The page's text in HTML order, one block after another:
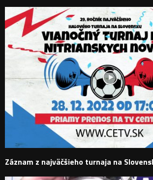
Záznam z najväčšieho turnaja na